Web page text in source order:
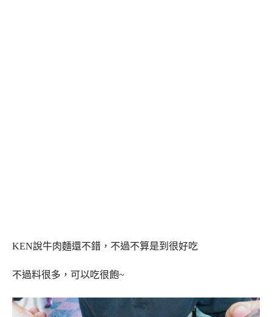
KEN說牛肉麵還不錯，不過不算是到很好吃
不過料很多，可以吃很飽~